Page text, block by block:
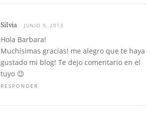
Silvia JUNIO 9, 2013
Hola Barbara!
Muchísimas gracias! me alegro que te haya
gustado mi blog! Te dejo comentario en el
tuyo 😉
RESPONDER